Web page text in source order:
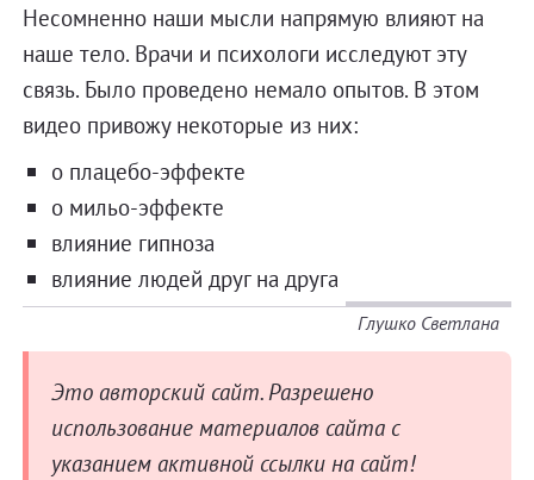
Несомненно наши мысли напрямую влияют на
наше тело. Врачи и психологи исследуют эту
связь. Было проведено немало опытов. В этом
видео привожу некоторые из них:
о плацебо-эффекте
о мильо-эффекте
влияние гипноза
влияние людей друг на друга
Глушко Светлана
Это авторский сайт. Разрешено
использование материалов сайта с
указанием активной ссылки на сайт!